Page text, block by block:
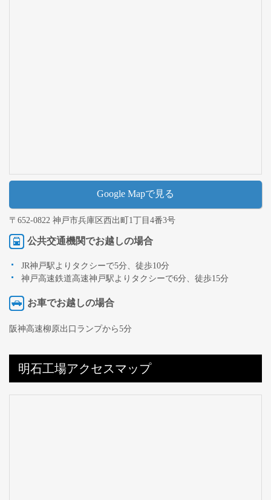
Google Mapで見る
〒652-0822 神戸市兵庫区西出町1丁目4番3号
公共交通機関でお越しの場合
JR神戸駅よりタクシーで5分、徒歩10分
神戸高速鉄道高速神戸駅よりタクシーで6分、徒歩15分
お車でお越しの場合
阪神高速柳原出口ランプから5分
明石工場アクセスマップ